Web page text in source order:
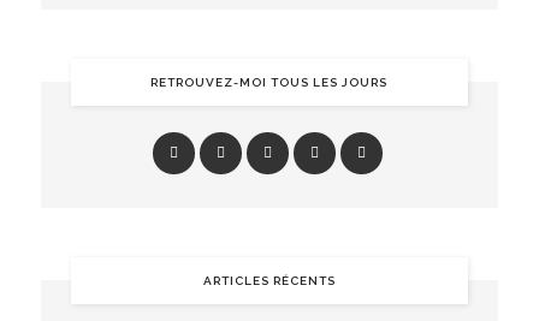
RETROUVEZ-MOI TOUS LES JOURS
ARTICLES RÉCENTS